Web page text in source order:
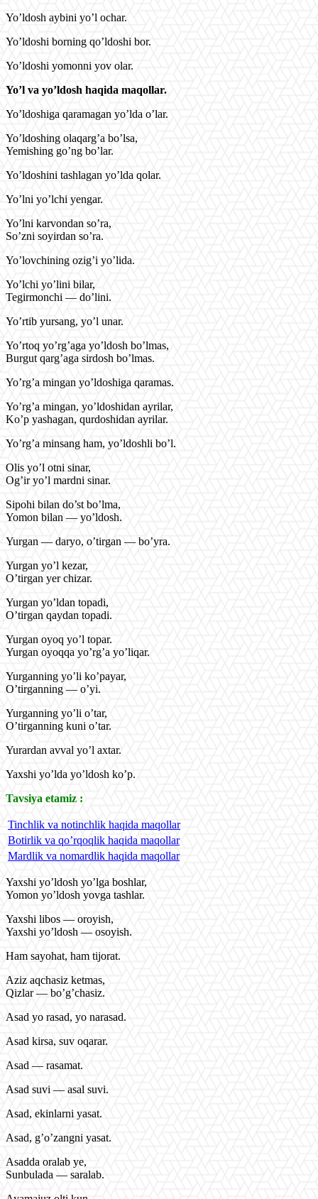
Yo’ldosh aybini yo’l ochar.
Yo’ldoshi borning qo’ldoshi bor.
Yo’ldoshi yomonni yov olar.
Yo’l va yo’ldosh haqida maqollar.
Yo’ldoshiga qaramagan yo’lda o’lar.
Yo’ldoshing olaqarg’a bo’lsa,
Yemishing go’ng bo’lar.
Yo’ldoshini tashlagan yo’lda qolar.
Yo’lni yo’lchi yengar.
Yo’lni karvondan so’ra,
So’zni soyirdan so’ra.
Yo’lovchining ozig’i yo’lida.
Yo’lchi yo’lini bilar,
Tegirmonchi — do’lini.
Yo’rtib yursang, yo’l unar.
Yo’rtoq yo’rg’aga yo’ldosh bo’lmas,
Burgut qarg’aga sirdosh bo’lmas.
Yo’rg’a mingan yo’ldoshiga qaramas.
Yo’rg’a mingan, yo’ldoshidan ayrilar,
Ko’p yashagan, qurdoshidan ayrilar.
Yo’rg’a minsang ham, yo’ldoshli bo’l.
Olis yo’l otni sinar,
Og’ir yo’l mardni sinar.
Sipohi bilan do’st bo’lma,
Yomon bilan — yo’ldosh.
Yurgan — daryo, o’tirgan — bo’yra.
Yurgan yo’l kezar,
O’tirgan yer chizar.
Yurgan yo’ldan topadi,
O’tirgan qaydan topadi.
Yurgan oyoq yo’l topar.
Yurgan oyoqqa yo’rg’a yo’liqar.
Yurganning yo’li ko’payar,
O’tirganning — o’yi.
Yurganning yo’li o’tar,
O’tirganning kuni o’tar.
Yurardan avval yo’l axtar.
Yaxshi yo’lda yo’ldosh ko’p.
Tavsiya etamiz :
Tinchlik va notinchlik haqida maqollar
Botirlik va qo’rqoqlik haqida maqollar
Mardlik va nomardlik haqida maqollar
Yaxshi yo’ldosh yo’lga boshlar,
Yomon yo’ldosh yovga tashlar.
Yaxshi libos — oroyish,
Yaxshi yo’ldosh — osoyish.
Ham sayohat, ham tijorat.
Aziz aqchasiz ketmas,
Qizlar — bo’g’chasiz.
Asad yo rasad, yo narasad.
Asad kirsa, suv oqarar.
Asad — rasamat.
Asad suvi — asal suvi.
Asad, ekinlarni yasat.
Asad, g’o’zangni yasat.
Asadda oralab ye,
Sunbulada — saralab.